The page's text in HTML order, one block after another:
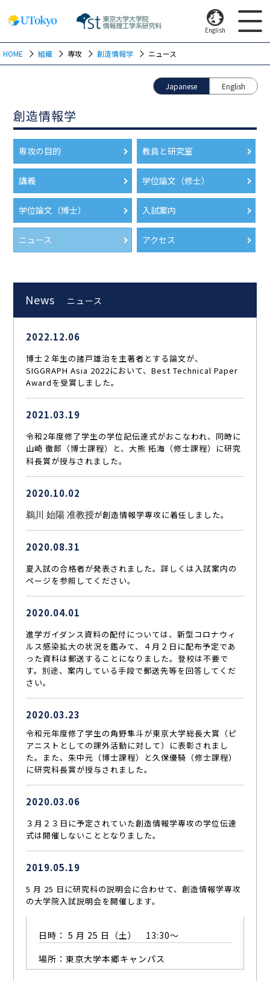
English
HOME 組織 専攻 創造情報学 ニュース
Japanese English
創造情報学
専攻の目的 教員と研究室
講義 学位論文（修士）
学位論文（博士） 入試案内
ニュース アクセス
News ニュース
2022.12.06
博士２年生の諸戸雄治を主著者とする論文が、
SIGGRAPH Asia 2022において、Best Technical Paper
Awardを受賞しました。
2021.03.19
令和2年度修了学生の学位記伝達式がおこなわれ、同時に
山崎 徹郎（博士課程）と、大熊 拓海 （修士課程）に研究
科長賞が授与されました。
2020.10.02
鵜川 始陽 准教授が創造情報学専攻に着任しました。
2020.08.31
夏入試の合格者が発表されました。詳しくは入試案内の
ページを参照してください。
2020.04.01
進学ガイダンス資料の配付については、新型コロナウィ
ルス感染拡大の状況を鑑みて、４月２日に配布予定であ
った資料は郵送することになりました。登校は不要で
す。別途、案内している手段で郵送先等を回答してくだ
さい。
2020.03.23
令和元年度修了学生の角野隼斗が東京大学総長大賞（ピ
アニストとしての課外活動に対して）に表彰されまし
た。また、朱中元（博士課程）と久保優騎（修士課程）
に研究科長賞が授与されました。
2020.03.06
３月２３日に予定されていた創造情報学専攻の学位伝達
式は開催しないこととなりました。
2019.05.19
5 月 25 日に研究科の説明会に合わせて、創造情報学専攻
の大学院入試説明会を開催します。
日時： 5 月 25 日（土） 13:30〜
場所：東京大学本郷キャンパス